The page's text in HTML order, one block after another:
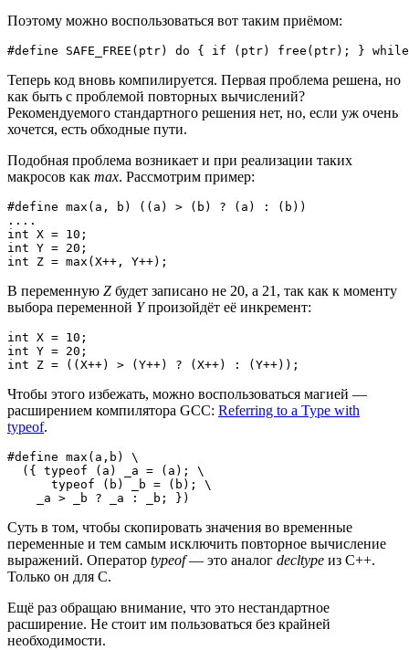
Поэтому можно воспользоваться вот таким приёмом:
#define SAFE_FREE(ptr) do { if (ptr) free(ptr); }
Теперь код вновь компилируется. Первая проблема решена, но
как быть с проблемой повторных вычислений?
Рекомендуемого стандартного решения нет, но, если уж очень
хочется, есть обходные пути.
Подобная проблема возникает и при реализации таких
макросов как max. Рассмотрим пример:
#define max(a, b) ((a) > (b) ? (a) : (b))
....
int X = 10;
int Y = 20;
int Z = max(X++, Y++);
В переменную Z будет записано не 20, а 21, так как к моменту
выбора переменной Yпроизойдёт её инкремент:
int X = 10;
int Y = 20;
int Z = ((X++) > (Y++) ? (X++) : (Y++));
Чтобы этого избежать, можно воспользоваться магией —
расширением компилятора GCC: Referring to a Type with
typeof.
#define max(a,b) \
  ({ typeof (a) _a = (a); \
      typeof (b) _b = (b); \
    _a > _b ? _a : _b; })
Суть в том, чтобы скопировать значения во временные
переменные и тем самым исключить повторное вычисление
выражений. Оператор typeof— это аналог decltype из C++.
Только он для C.
Ещё раз обращаю внимание, что это нестандартное
расширение. Не стоит им пользоваться без крайней
необходимости.